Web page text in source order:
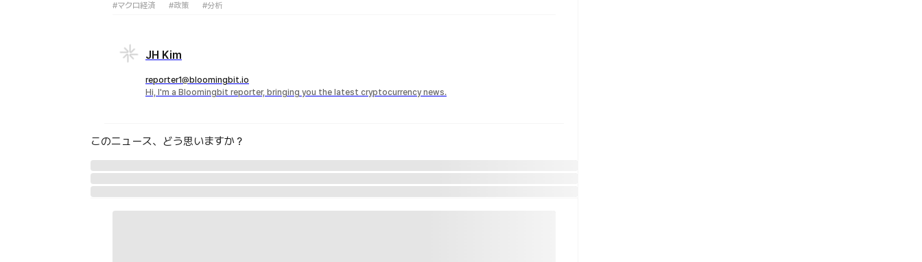
#マクロ経済 #政策 #分析
JH Kim
reporter1@bloomingbit.io
Hi, I'm a Bloomingbit reporter, bringing you the latest cryptocurrency news.
このニュース、どう思いますか？